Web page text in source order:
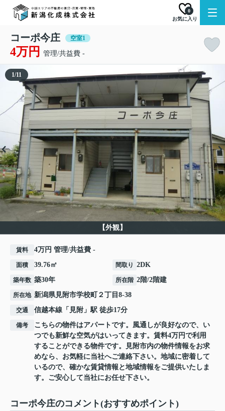
お気に入り
0
コーポ今庄 空室1
4万円 管理/共益費 -
【外観】
1/11
賃料 4万円 管理/共益費 -
面積 39.76㎡ 間取り 2DK
築年数 築30年 所在階 2階/2階建
所在地 新潟県見附市学校町 ２丁目8-38
交通 信越本線 「 見附 」駅 徒歩17分
備考
こちらの物件はアパートです。風通しが良好なので、い
つでも新鮮な空気がはいってきます。賃料4万円で利用
することができる物件です。見附市内の物件情報をお求
めなら、お気軽に当社へご連絡下さい。地域に密着して
いるので、確かな賃貸情報と地域情報をご提供いたしま
す。ご安心して当社にお任せ下さい。
コーポ今庄のコメント(おすすめポイント)